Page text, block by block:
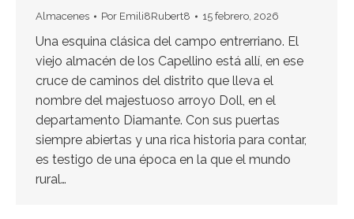
Almacenes Por Emili8Rubert8 15 febrero, 2026
Una esquina clásica del campo entrerriano. El
viejo almacén de los Capellino está allí, en ese
cruce de caminos del distrito que lleva el
nombre del majestuoso arroyo Doll, en el
departamento Diamante. Con sus puertas
siempre abiertas y una rica historia para contar,
es testigo de una época en la que el mundo
rural…